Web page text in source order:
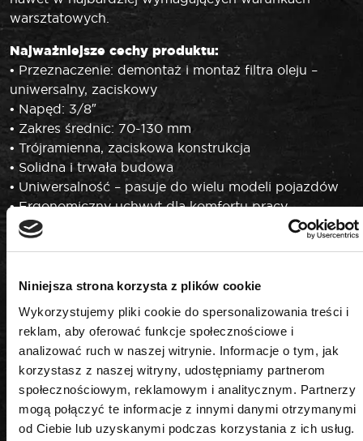
Niniejsza strona korzysta z plików cookie
Wykorzystujemy pliki cookie do spersonalizowania treści i
reklam, aby oferować funkcje społecznościowe i
analizować ruch w naszej witrynie. Informacje o tym, jak
korzystasz z naszej witryny, udostępniamy partnerom
społecznościowym, reklamowym i analitycznym. Partnerzy
mogą połączyć te informacje z innymi danymi otrzymanymi
od Ciebie lub uzyskanymi podczas korzystania z ich usług.
warsztatowych.
Najważniejsze cechy produktu:
• Przeznaczenie: demontaż i montaż filtra oleju –
uniwersalny, zaciskowy
• Napęd: 3/8″
• Zakres średnic: 70-130 mm
• Trójramienna, zaciskowa konstrukcja
• Solidna i trwała budowa
• Uniwersalność – pasuje do wielu modeli pojazdów
• Ergonomiczny uchwyt dla komfortu pracy
• Prosta obsługa i łatwe czyszczenie
Bezpieczeństwo i komfort użytkowania
Klucz OK-02.0643 został zaprojektowany z myślą o
wygodzie i bezpieczeństwie użytkownika. Zaciskowa
konstrukcja oraz solidne wykonanie gwarantują
skuteczność działania i komfort nawet podczas
intensywnej eksploatacji.
Zastosowanie
OK-02.0643 doskonale sprawdzi się podczas
serwisowania filtrów oleju w samochodach